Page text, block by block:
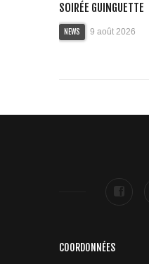
SOIRÉE GUINGUETTE
NEWS 9 août 2026
COORDONNÉES